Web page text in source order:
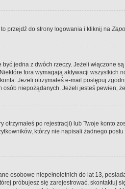
to przejdź do strony logowania i kliknij na
jedna z dwóch rzeczy. Jeżeli włączone
fora wymagają aktywacji wszystkich
Jeżeli otrzymałeś e-mail postępuj
osób niepożądanych. Jeżeli jesteś pewien,
po rejestracji) lub Twoje konto
którzy nie napisali żadnego
osobowe niepełnoletnich do lat 13,
próbujesz się zarejestrować, skontaktuj